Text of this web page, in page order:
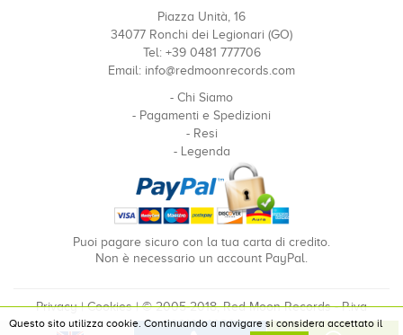
Piazza Unità, 16
34077 Ronchi dei Legionari (GO)
Tel: +39 0481 777706
Email: info@redmoonrecords.com
- Chi Siamo
- Pagamenti e Spedizioni
- Resi
- Legenda
Puoi pagare sicuro con la tua carta di credito.
Non è necessario un account PayPal.
Privacy|Cookies| © 2005-2018, Red Moon Records - P.iva
00910240324
Questo sito utilizza cookie. Continuando a navigare si considera accettato il